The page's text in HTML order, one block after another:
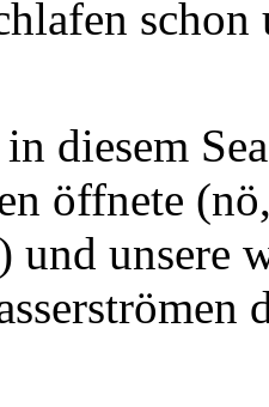
diesem
öffnete
unsere